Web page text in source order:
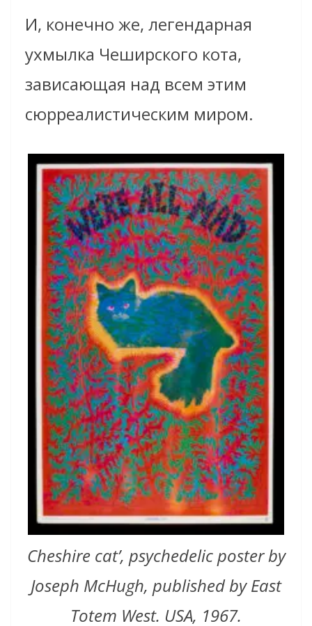
И, конечно же, легендарная
ухмылка Чеширского кота,
зависающая над всем этим
сюрреалистическим миром.
Cheshire cat’, psychedelic poster by
Joseph McHugh, published by East
Totem West. USA, 1967.